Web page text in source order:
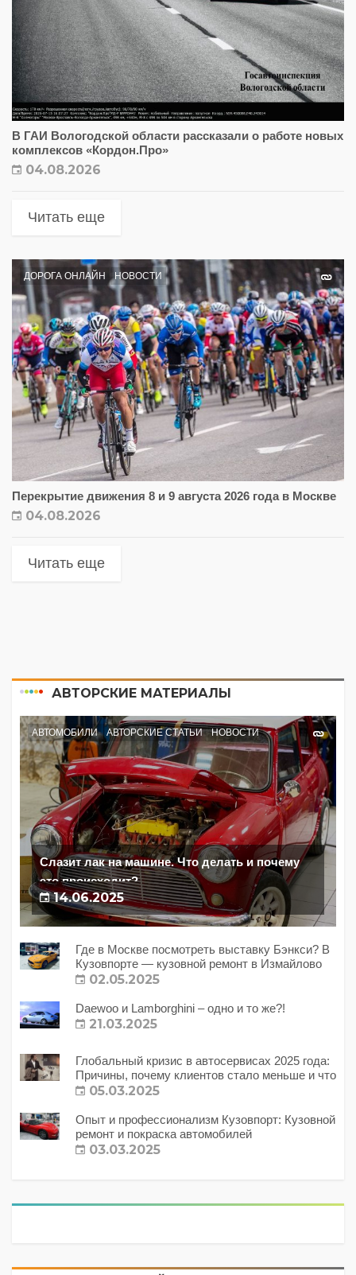
В ГАИ Вологодской области рассказали о работе новых
комплексов «Кордон.Про»
04.08.2026
Читать еще
ДОРОГА ОНЛАЙН НОВОСТИ
Перекрытие движения 8 и 9 августа 2026 года в Москве
04.08.2026
Читать еще
АВТОРСКИЕ МАТЕРИАЛЫ
АВТОМОБИЛИ АВТОРСКИЕ СТАТЬИ НОВОСТИ
Слазит лак на машине. Что делать и почему
это происходит?
14.06.2025
Где в Москве посмотреть выставку Бэнкси? В
Кузовпорте — кузовной ремонт в Измайлово
02.05.2025
Daewoo и Lamborghini – одно и то же?!
21.03.2025
Глобальный кризис в автосервисах 2025 года:
Причины, почему клиентов стало меньше и что
с этим делать?
05.03.2025
Опыт и профессионализм Кузовпорт: Кузовной
ремонт и покраска автомобилей
03.03.2025